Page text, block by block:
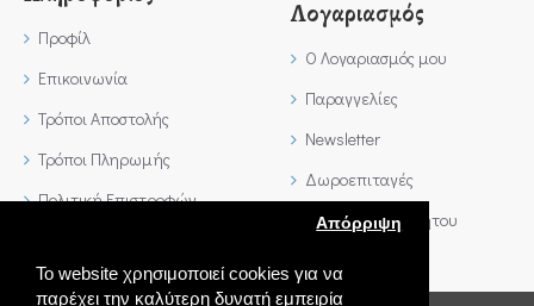
Το website χρησιμοποιεί cookies για να
παρέχει την καλύτερη δυνατή εμπειρία
Απόρριψη
Προφίλ
Επικοινωνία
Τρόποι Αποστολής
Τρόποι Πληρωμής
Πολιτική Επιστροφών
Λογαριασμός
Ο Λογαριασμός μου
Παραγγελίες
Newsletter
Δωροεπιταγές
Πολιτική Απορρήτου